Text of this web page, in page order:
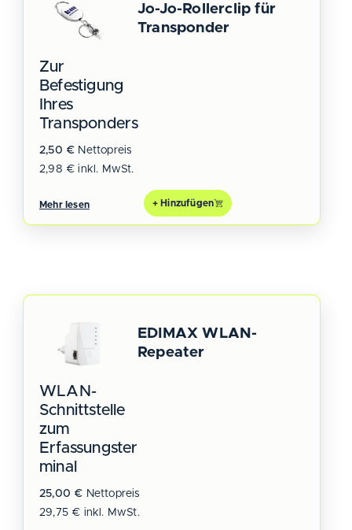
Jo-Jo-Rollerclip für
Transponder
Zur
Befestigung
Ihres
Transponders
2,50 € Nettopreis
2,98 € inkl. MwSt.
Mehr lesen + Hinzufügen
EDIMAX WLAN-
Repeater
WLAN-
Schnittstelle
zum
Erfassungster
minal
25,00 € Nettopreis
29,75 € inkl. MwSt.